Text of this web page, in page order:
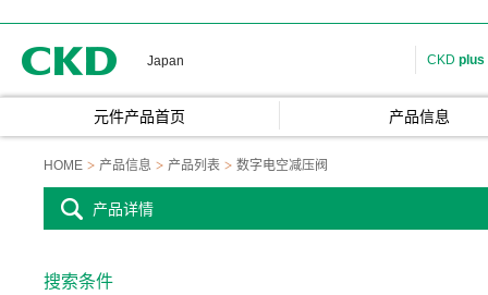
Japan CKD plus
元件产品首页 产品信息
HOME 产品信息 产品列表 数字电空减压阀
产品详情
搜索条件